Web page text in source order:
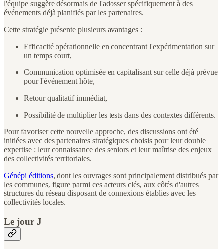
l'équipe suggère désormais de l'adosser spécifiquement à des
événements déjà planifiés par les partenaires.
Cette stratégie présente plusieurs avantages :
Efficacité opérationnelle en concentrant l'expérimentation sur
un temps court,
Communication optimisée en capitalisant sur celle déjà prévue
pour l'événement hôte,
Retour qualitatif immédiat,
Possibilité de multiplier les tests dans des contextes différents.
Pour favoriser cette nouvelle approche, des discussions ont été
initiées avec des partenaires stratégiques choisis pour leur double
expertise : leur connaissance des seniors et leur maîtrise des enjeux
des collectivités territoriales.
Génépi éditions, dont les ouvrages sont principalement distribués par
les communes, figure parmi ces acteurs clés, aux côtés d'autres
structures du réseau disposant de connexions établies avec les
collectivités locales.
Le jour J